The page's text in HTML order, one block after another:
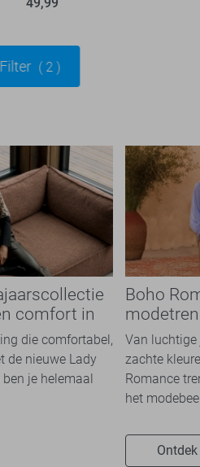
Filter 2
comfort in
die comfortabel,
de nieuwe Lady
je helemaal
Boho
overal
Van luchtige
zachte
Romance
het